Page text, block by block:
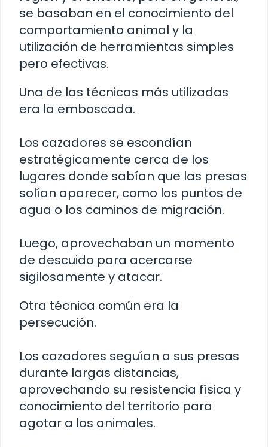
se basaban en el conocimiento del
comportamiento animal y la
utilización de herramientas simples
pero efectivas.
Una de las técnicas más utilizadas
era la emboscada.
Los cazadores se escondían
estratégicamente cerca de los
lugares donde sabían que las presas
solían aparecer, como los puntos de
agua o los caminos de migración.
Luego, aprovechaban un momento
de descuido para acercarse
sigilosamente y atacar.
Otra técnica común era la
persecución.
Los cazadores seguían a sus presas
durante largas distancias,
aprovechando su resistencia física y
conocimiento del territorio para
agotar a los animales.